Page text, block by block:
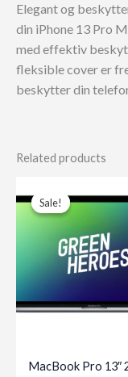
Elegant og
din iPhone 13 Pro
med effektiv
fleksible cover er
beskytter din
Related products
Sale!
Sale!
MacBook Pro 13″